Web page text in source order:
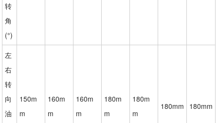
转
角
(°)
左
右
转
向
油
150m
m
160m
m
160m
m
180m
m
180m
m
180mm 180mm